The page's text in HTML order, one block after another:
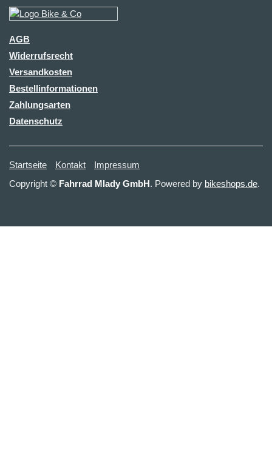
AGB
Widerrufsrecht
Versandkosten
Bestellinformationen
Zahlungsarten
Datenschutz
Startseite Kontakt
Impressum
Copyright © Fahrrad Mlady GmbH. Powered by bikeshops.de.